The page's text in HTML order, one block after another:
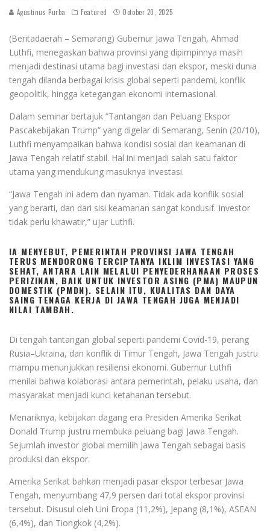
Agustinus Purba Featured October 20, 2025
(Beritadaerah – Semarang) Gubernur Jawa Tengah, Ahmad
Luthfi, menegaskan bahwa provinsi yang dipimpinnya masih
menjadi destinasi utama bagi investasi dan ekspor, meski dunia
tengah dilanda berbagai krisis global seperti pandemi, konflik
geopolitik, hingga ketegangan ekonomi internasional.
Dalam seminar bertajuk “Tantangan dan Peluang Ekspor
Pascakebijakan Trump” yang digelar di Semarang, Senin (20/10),
Luthfi menyampaikan bahwa kondisi sosial dan keamanan di
Jawa Tengah relatif stabil. Hal ini menjadi salah satu faktor
utama yang mendukung masuknya investasi.
“Jawa Tengah ini adem dan nyaman. Tidak ada konflik sosial
yang berarti, dan dari sisi keamanan sangat kondusif. Investor
tidak perlu khawatir,” ujar Luthfi.
IA MENYEBUT, PEMERINTAH PROVINSI JAWA TENGAH
TERUS MENDORONG TERCIPTANYA IKLIM INVESTASI YANG
SEHAT, ANTARA LAIN MELALUI PENYEDERHANAAN PROSES
PERIZINAN, BAIK UNTUK INVESTOR ASING (PMA) MAUPUN
DOMESTIK (PMDN). SELAIN ITU, KUALITAS DAN DAYA
SAING TENAGA KERJA DI JAWA TENGAH JUGA MENJADI
NILAI TAMBAH.
Di tengah tantangan global seperti pandemi Covid-19, perang
Rusia–Ukraina, dan konflik di Timur Tengah, Jawa Tengah justru
mampu menunjukkan resiliensi ekonomi. Gubernur Luthfi
menilai bahwa kolaborasi antara pemerintah, pelaku usaha, dan
masyarakat menjadi kunci ketahanan tersebut.
Menariknya, kebijakan dagang era Presiden Amerika Serikat
Donald Trump justru membuka peluang bagi Jawa Tengah.
Sejumlah investor global memilih Jawa Tengah sebagai basis
produksi dan ekspor.
Amerika Serikat bahkan menjadi pasar ekspor terbesar Jawa
Tengah, menyumbang 47,9 persen dari total ekspor provinsi
tersebut. Disusul oleh Uni Eropa (11,2%), Jepang (8,1%), ASEAN
(6,4%), dan Tiongkok (4,2%).